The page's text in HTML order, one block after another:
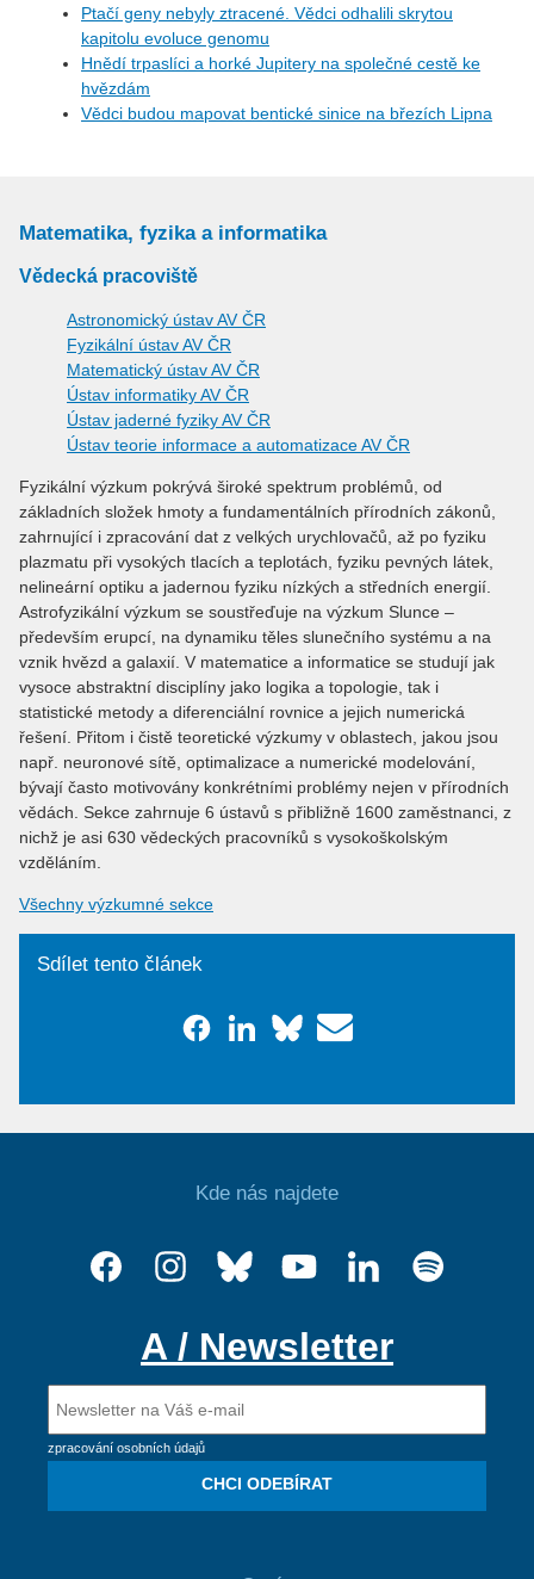
Ptačí geny nebyly ztracené. Vědci odhalili skrytou
kapitolu evoluce genomu
Hnědí trpaslíci a horké Jupitery na společné cestě ke
hvězdám
Vědci budou mapovat bentické sinice na březích Lipna
Matematika, fyzika a informatika
Vědecká pracoviště
Astronomický ústav AV ČR
Fyzikální ústav AV ČR
Matematický ústav AV ČR
Ústav informatiky AV ČR
Ústav jaderné fyziky AV ČR
Ústav teorie informace a automatizace AV ČR
Fyzikální výzkum pokrývá široké spektrum problémů, od
základních složek hmoty a fundamentálních přírodních zákonů,
zahrnující i zpracování dat z velkých urychlovačů, až po fyziku
plazmatu při vysokých tlacích a teplotách, fyziku pevných látek,
nelineární optiku a jadernou fyziku nízkých a středních energií.
Astrofyzikální výzkum se soustřeďuje na výzkum Slunce –
především erupcí, na dynamiku těles slunečního systému a na
vznik hvězd a galaxií. V matematice a informatice se studují jak
vysoce abstraktní disciplíny jako logika a topologie, tak i
statistické metody a diferenciální rovnice a jejich numerická
řešení. Přitom i čistě teoretické výzkumy v oblastech, jakou jsou
např. neuronové sítě, optimalizace a numerické modelování,
bývají často motivovány konkrétními problémy nejen v přírodních
vědách. Sekce zahrnuje 6 ústavů s přibližně 1600 zaměstnanci, z
nichž je asi 630 vědeckých pracovníků s vysokoškolským
vzděláním.
Všechny výzkumné sekce
Sdílet tento článek
Kde nás najdete
A / Newsletter
zpracování osobních údajů
CHCI ODEBÍRAT